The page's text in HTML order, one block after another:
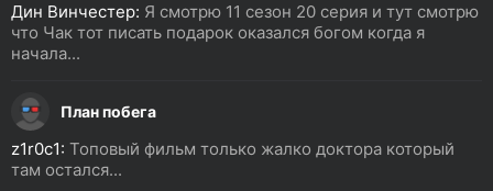
Дин Винчестер: Я смотрю 11 сезон 20 серия и тут смотрю
что Чак тот писать подарок оказался богом когда я
начала...
План побега
z1r0c1: Топовый фильм только жалко доктора который
там остался...